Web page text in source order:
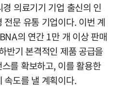
의료기기 기업 출신의 인
전문 유통 기업이다. 이번 계
의 연간 1만 개 이상 판매
반기 본격적인 제품 공급을
를 확보하고, 이를 활용한
속도를 낼 계획이다.